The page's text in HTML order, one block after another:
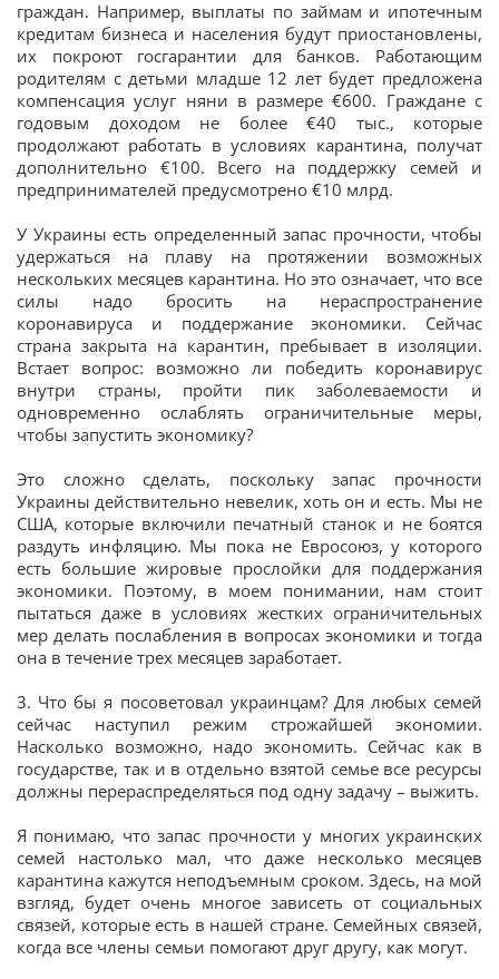
граждан. Например, выплаты по займам и ипотечным
кредитам бизнеса и населения будут приостановлены,
их покроют госгарантии для банков. Работающим
родителям с детьми младше 12 лет будет предложена
компенсация услуг няни в размере €600. Граждане с
годовым доходом не более €40 тыс., которые
продолжают работать в условиях карантина, получат
дополнительно €100. Всего на поддержку семей и
предпринимателей предусмотрено €10 млрд.
У Украины есть определенный запас прочности, чтобы
удержаться на плаву на протяжении возможных
нескольких месяцев карантина. Но это означает, что все
силы надо бросить на нераспространение
коронавируса и поддержание экономики. Сейчас
страна закрыта на карантин, пребывает в изоляции.
Встает вопрос: возможно ли победить коронавирус
внутри страны, пройти пик заболеваемости и
одновременно ослаблять ограничительные меры,
чтобы запустить экономику?
Это сложно сделать, поскольку запас прочности
Украины действительно невелик, хоть он и есть. Мы не
США, которые включили печатный станок и не боятся
раздуть инфляцию. Мы пока не Евросоюз, у которого
есть большие жировые прослойки для поддержания
экономики. Поэтому, в моем понимании, нам стоит
пытаться даже в условиях жестких ограничительных
мер делать послабления в вопросах экономики и тогда
она в течение трех месяцев заработает.
3. Что бы я посоветовал украинцам? Для любых семей
сейчас наступил режим строжайшей экономии.
Насколько возможно, надо экономить. Сейчас как в
государстве, так и в отдельно взятой семье все ресурсы
должны перераспределяться под одну задачу – выжить.
Я понимаю, что запас прочности у многих украинских
семей настолько мал, что даже несколько месяцев
карантина кажутся неподъемным сроком. Здесь, на мой
взгляд, будет очень многое зависеть от социальных
связей, которые есть в нашей стране. Семейных связей,
когда все члены семьи помогают друг другу, как могут.